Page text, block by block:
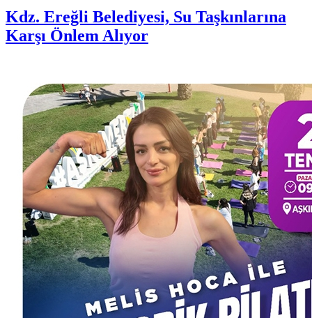
Kdz. Ereğli Belediyesi, Su Taşkınlarına
Karşı Önlem Alıyor